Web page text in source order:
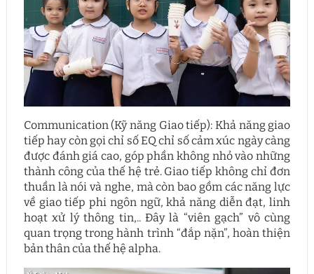
Communication (Kỹ năng Giao tiếp): Khả năng giao
tiếp hay còn gọi chỉ số EQ chỉ số cảm xúc ngày càng
được đánh giá cao, góp phần không nhỏ vào những
thành công của thế hệ trẻ. Giao tiếp không chỉ đơn
thuần là nói và nghe, mà còn bao gồm các năng lực
về giao tiếp phi ngôn ngữ, khả năng diễn đạt, linh
hoạt xử lý thông tin,.. Đây là “viên gạch” vô cùng
quan trọng trong hành trình “đắp nặn”, hoàn thiện
bản thân của thế hệ alpha.